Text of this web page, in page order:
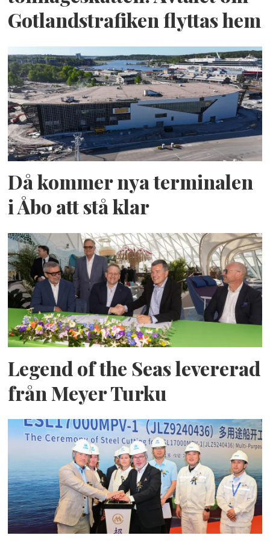
Gotlandstrafiken flyttas hem
Då kommer nya terminalen
i Åbo att stå klar
Legend of the Seas levererad
från Meyer Turku